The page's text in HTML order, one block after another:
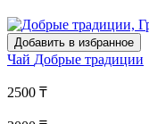
Добавить в избранное
Чай Добрые традиции
2500 ₸